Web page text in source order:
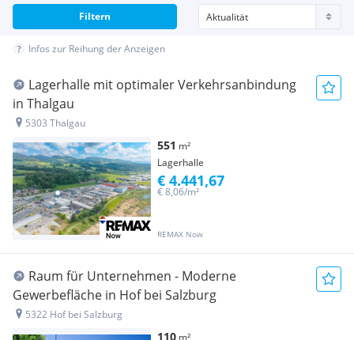
Filtern
Infos zur Reihung der Anzeigen
Lagerhalle mit optimaler Verkehrsanbindung
in Thalgau
5303 Thalgau
551 m²
Lagerhalle
REMAX Now
€ 8,06/m²
€ 4.441,67
Raum für Unternehmen - Moderne
Gewerbefläche in Hof bei Salzburg
5322 Hof bei Salzburg
110